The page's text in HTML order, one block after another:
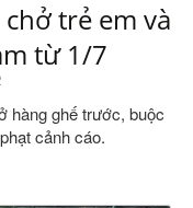
trẻ em và
từ 1/7
hàng ghế trước, buộc
cảnh cáo.